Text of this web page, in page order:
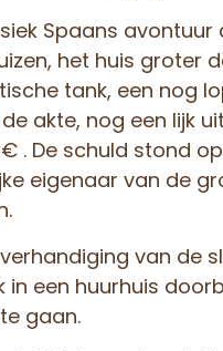
Spaans avontuur
het huis groter
tank, een nog
akte, nog een lijk
. De schuld stond
eigenaar van de
van de
in een huurhuis
gaan.